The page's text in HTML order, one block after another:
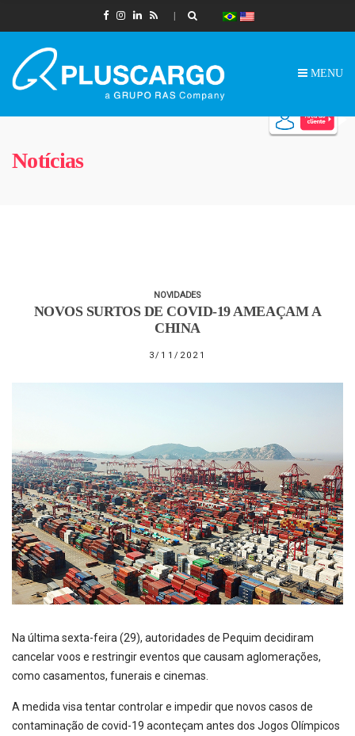
MENU
Notícias
NOVIDADES
NOVOS SURTOS DE COVID-19 AMEAÇAM A
CHINA
3/11/2021
Na última sexta-feira (29), autoridades de Pequim decidiram
cancelar voos e restringir eventos que causam aglomerações,
como casamentos, funerais e cinemas.
A medida visa tentar controlar e impedir que novos casos de
contaminação de covid-19 aconteçam antes dos Jogos Olímpicos